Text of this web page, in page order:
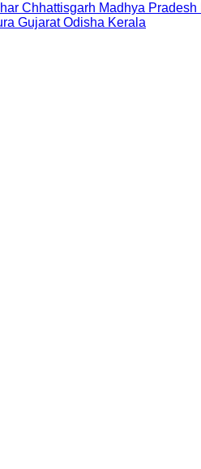
Chhattisgarh Madhya Pradesh
Gujarat Odisha Kerala